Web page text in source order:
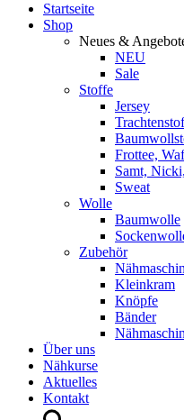
Startseite
Shop
Neues &
NEU
Sale
Stoffe
Jersey
Frottee,
Samt,
Sweat
Wolle
Baumwolle
Zubehör
Kleinkram
Knöpfe
Bänder
Über uns
Nähkurse
Aktuelles
Kontakt